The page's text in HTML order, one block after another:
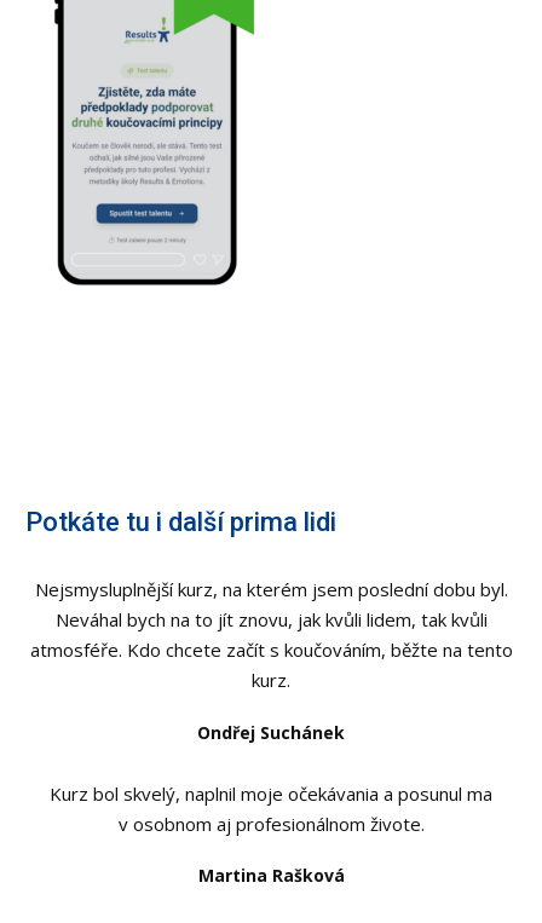
Potkáte tu i další prima lidi
Nejsmysluplnější kurz, na kterém jsem poslední dobu byl.
Neváhal bych na to jít znovu, jak kvůli lidem, tak kvůli
atmosféře. Kdo chcete začít s koučováním, běžte na tento
kurz.
Ondřej Suchánek
Kurz bol skvelý, naplnil moje očekávania a posunul ma
v osobnom aj profesionálnom živote.
Martina Rašková